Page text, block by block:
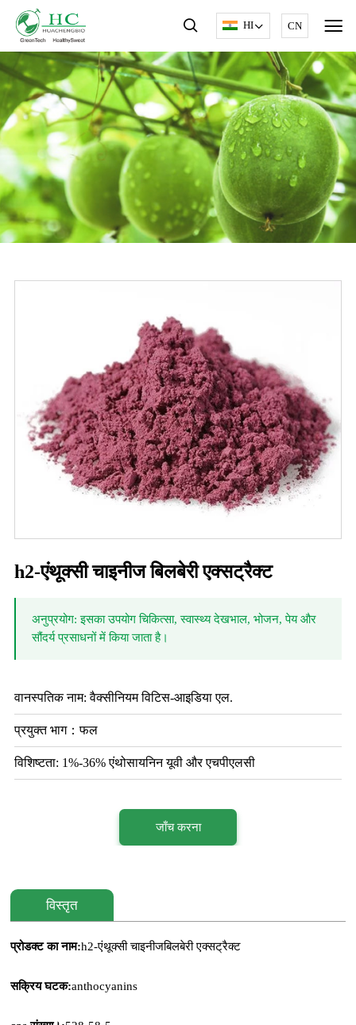
HI CN
h2-एंथूक्सी चाइनीज बिलबेरी एक्सट्रैक्ट
अनुप्रयोग: इसका उपयोग चिकित्सा, स्वास्थ्य देखभाल, भोजन, पेय और
सौंदर्य प्रसाधनों में किया जाता है।
वानस्पतिक नाम: वैक्सीनियम विटिस-आइडिया एल.
प्रयुक्त भाग：फल
विशिष्टता: 1%-36% एंथोसायनिन यूवी और एचपीएलसी
जाँच करना
विस्तृत
प्रोडक्ट का नाम:h2-एंथूक्सी चाइनीजबिलबेरी एक्सट्रैक्ट
सक्रिय घटक:anthocyanins